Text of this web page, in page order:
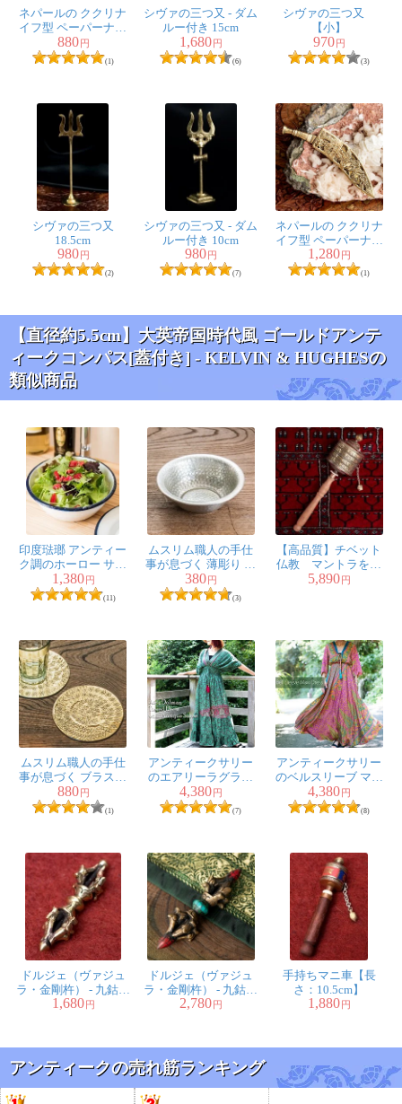
ネパールの ククリナ
イフ型 ペーパーナイ
フ レターオープナー
約：10.5cm
880円
(1)
シヴァの三つ又 - ダム
ルー付き 15cm
1,680円
(6)
シヴァの三つ又
【小】
970円
(3)
シヴァの三つ又
18.5cm
980 円
(2)
シヴァの三つ又 - ダム
ルー付き 10cm
980 円
(7)
ネパールの ククリナ
イフ型 ペーパーナイ
フ レターオープナー
約：12cm
1,280 円
(1)
【直径約5.5cm】大英帝国時代風 ゴールドアンテ
ィークコンパス[蓋付き] - KELVIN & HUGHESの
類似商品
印度琺瑯 アンティー
ク調のホーロー サラ
ダボウル - 18.5cm
1,380円
(11)
ムスリム職人の手仕
事が息づく 薄彫り ア
ルミボウル 直径：約
8.5cm
380円
(3)
【高品質】チベット
仏教 マントラを唱
える 手持ちマニ車
5,890円
ムスリム職人の手仕
事が息づく ブラスコ
ースター 網目仕上げ
880円
(1)
アンティークサリー
のエアリーラグラン
ティアードドレス
4,380円
(7)
アンティークサリー
のベルスリーブ マキ
シワンピース
4,380円
(8)
ドルジェ（ヴァジュ
ラ・金剛杵） - 九鈷杵
【長さ：8cm】
1,680 円
ドルジェ（ヴァジュ
ラ・金剛杵） - 九鈷杵
【長さ：7.5cm】
2,780 円
手持ちマニ車【長
さ：10.5cm】
1,880 円
アンティークの売れ筋ランキング